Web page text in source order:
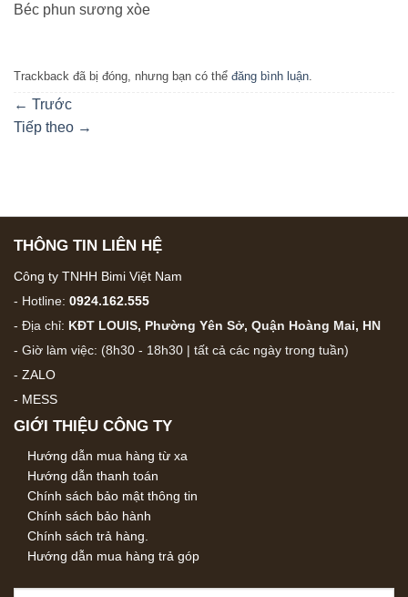
Béc phun sương xòe
Trackback đã bị đóng, nhưng bạn có thể đăng bình luận
← Trước
Tiếp theo →
THÔNG TIN LIÊN HỆ
Công ty TNHH Bimi Việt Nam
- Hotline: 0924.162.555
- Địa chỉ: KĐT LOUIS, Phường Yên Sở, Quận Hoàng Mai, HN
- Giờ làm việc: (8h30 - 18h30 | tất cả các ngày trong tuần)
- ZALO
- MESS
GIỚI THIỆU CÔNG TY
Hướng dẫn mua hàng từ xa
Hướng dẫn thanh toán
Chính sách bảo mật thông tin
Chính sách bảo hành
Chính sách trả hàng.
Hướng dẫn mua hàng trả góp